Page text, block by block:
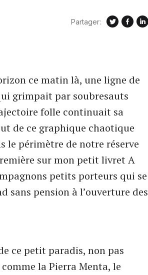
Partager:
ce matin là, une ligne de
grimpait par soubresauts
folle continuait sa
de ce graphique chaotique
le périmètre de notre réserve
sur mon petit livret A
petits porteurs qui se
sans pension à l’ouverture des
ce petit paradis, non pas
la Pierra Menta, le